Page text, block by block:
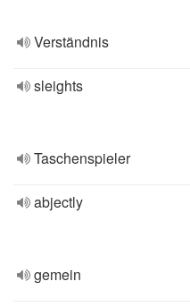
Verständnis
sleights
Taschenspieler
abjectly
gemein